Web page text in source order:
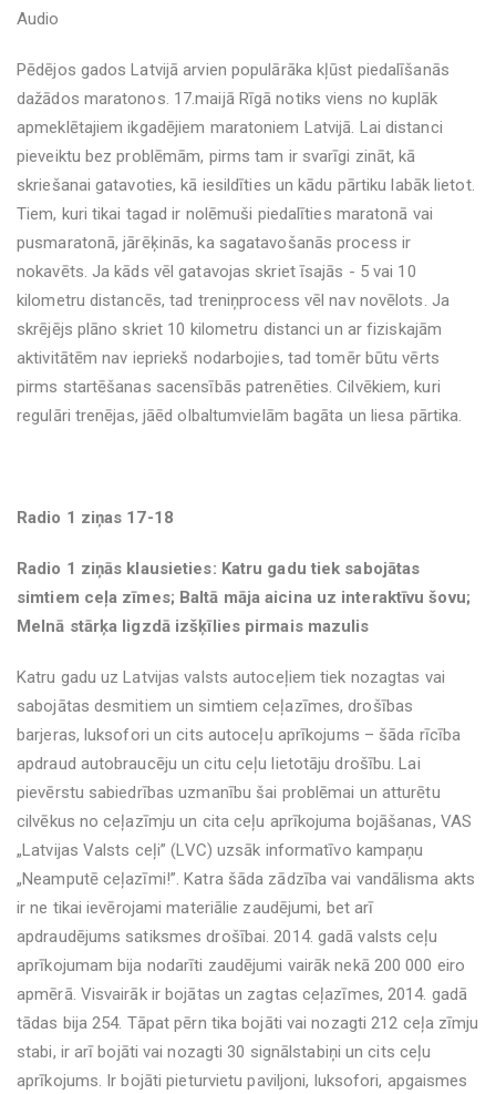
Audio
Pēdējos gados Latvijā arvien populārāka kļūst piedalīšanās
dažādos maratonos. 17.maijā Rīgā notiks viens no kuplāk
apmeklētajiem ikgadējiem maratoniem Latvijā. Lai distanci
pieveiktu bez problēmām, pirms tam ir svarīgi zināt, kā
skriešanai gatavoties, kā iesildīties un kādu pārtiku labāk lietot.
Tiem, kuri tikai tagad ir nolēmuši piedalīties maratonā vai
pusmaratonā, jārēķinās, ka sagatavošanās process ir
nokavēts. Ja kāds vēl gatavojas skriet īsajās - 5 vai 10
kilometru distancēs, tad treniņprocess vēl nav novēlots. Ja
skrējējs plāno skriet 10 kilometru distanci un ar fiziskajām
aktivitātēm nav iepriekš nodarbojies, tad tomēr būtu vērts
pirms startēšanas sacensībās patrenēties. Cilvēkiem, kuri
regulāri trenējas, jāēd olbaltumvielām bagāta un liesa pārtika.
Radio 1 ziņas 17-18
Radio 1 ziņās klausieties: Katru gadu tiek sabojātas
simtiem ceļa zīmes; Baltā māja aicina uz interaktīvu šovu;
Melnā stārķa ligzdā izšķīlies pirmais mazulis
Katru gadu uz Latvijas valsts autoceļiem tiek nozagtas vai
sabojātas desmitiem un simtiem ceļazīmes, drošības
barjeras, luksofori un cits autoceļu aprīkojums – šāda rīcība
apdraud autobraucēju un citu ceļu lietotāju drošību. Lai
pievērstu sabiedrības uzmanību šai problēmai un atturētu
cilvēkus no ceļazīmju un cita ceļu aprīkojuma bojāšanas, VAS
„Latvijas Valsts ceļi” (LVC) uzsāk informatīvo kampaņu
„Neamputē ceļazīmi!”. Katra šāda zādzība vai vandālisma akts
ir ne tikai ievērojami materiālie zaudējumi, bet arī
apdraudējums satiksmes drošībai. 2014. gadā valsts ceļu
aprīkojumam bija nodarīti zaudējumi vairāk nekā 200 000 eiro
apmērā. Visvairāk ir bojātas un zagtas ceļazīmes, 2014. gadā
tādas bija 254. Tāpat pērn tika bojāti vai nozagti 212 ceļa zīmju
stabi, ir arī bojāti vai nozagti 30 signālstabiņi un cits ceļu
aprīkojums. Ir bojāti pieturvietu paviljoni, luksofori, apgaismes